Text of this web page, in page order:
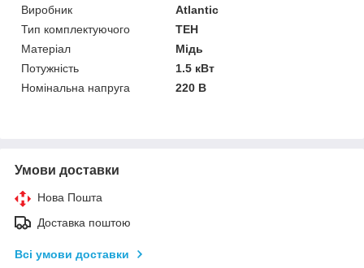
Виробник
Atlantic
Тип комплектуючого
ТЕН
Матеріал
Мідь
Потужність
1.5 кВт
Номінальна напруга
220 В
Умови доставки
Нова Пошта
Доставка поштою
Всі умови доставки